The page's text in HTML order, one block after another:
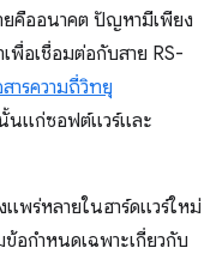
ยคืออนาคต ปัญหามีเพียง
พื่อเชื่อมต่อกับสาย RS-
ารความถี่วิทยุ
นแก่ซอฟต์แวร์และ
พร่หลายในฮาร์ดแวร์ใหม่
อกำหนดเฉพาะเกี่ยวกับ